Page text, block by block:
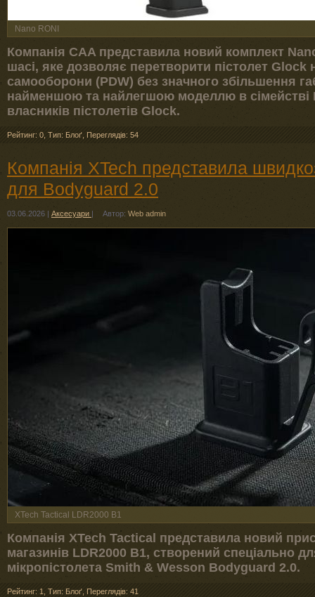
Nano RONI
Компанія CAA представила новий комплект
шасі, яке дозволяє перетворити пістолет
самооборони (PDW) без значного збільшення
найменшою та найлегшою моделлю в сімействі
власників пістолетів Glock.
Рейтинг: 0 Тип: Блоґ Переглядів: 54
Компанія XTech представила
для Bodyguard 2.0
03.06.2026 | Аксесуари | Автор: Web admin
XTech Tactical LDR2000 B1
Компанія XTech Tactical представила новий
магазинів LDR2000 B1, створений спеціально
мікропістолета Smith & Wesson Bodyguard 2.0.
Рейтинг: 1 Тип: Блоґ Переглядів: 41